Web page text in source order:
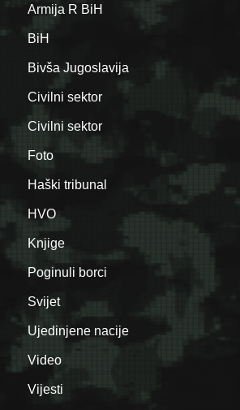
Armija R BiH
BiH
Bivša Jugoslavija
Civilni sektor
Civilni sektor
Foto
Haški tribunal
HVO
Knjige
Poginuli borci
Svijet
Ujedinjene nacije
Video
Vijesti